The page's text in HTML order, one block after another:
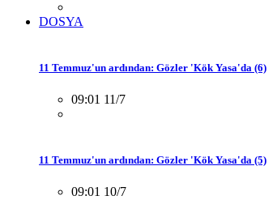
DOSYA
11 Temmuz'un ardından: Gözler 'Kök Yasa'da (6)
09:01 11/7
11 Temmuz'un ardından: Gözler 'Kök Yasa'da (5)
09:01 10/7